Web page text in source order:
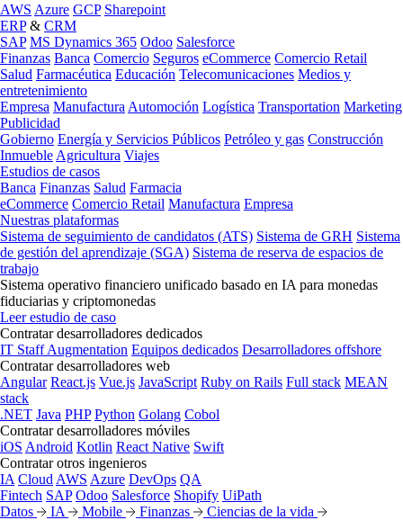
AWS Azure GCP Sharepoint
ERP& CRM
SAP MS Dynamics 365 Odoo Salesforce
Finanzas Banca Comercio Seguros eCommerce Comercio Retail
Salud Farmacéutica Educación Telecomunicaciones Medios y
entretenimiento
Empresa Manufactura Automoción Logística Transportation Marketing
Publicidad
Gobierno Energía y Servicios Públicos Petróleo y gas Construcción
Inmueble Agricultura Viajes
Estudios de casos
Banca Finanzas Salud Farmacia
eCommerce Comercio Retail Manufactura Empresa
Nuestras plataformas
Sistema de seguimiento de candidatos (ATS) Sistema de GRH Sistema
de gestión del aprendizaje (SGA) Sistema de reserva de espacios de
trabajo
Sistema operativo financiero unificado basado en IA para monedas
fiduciarias y criptomonedas
Leer estudio de caso
Contratar desarrolladores dedicados
IT Staff Augmentation Equipos dedicados Desarrolladores offshore
Contratar desarrolladores web
Angular React.js Vue.js JavaScript Ruby on Rails Full stack MEAN
stack
.NET Java PHP Python Golang Cobol
Contratar desarrolladores móviles
iOS Android Kotlin React Native Swift
Contratar otros ingenieros
IA Cloud AWS Azure DevOps QA
Fintech SAP Odoo Salesforce Shopify UiPath
Datos
IA Mobile Finanzas Ciencias de la vida